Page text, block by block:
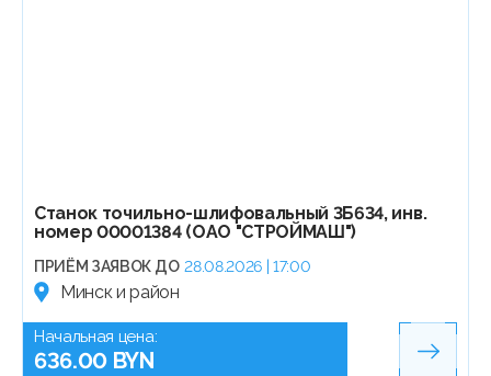
Станок точильно-шлифовальный 3Б634, инв.
номер 00001384 (ОАО "СТРОЙМАШ")
ПРИЁМ ЗАЯВОК ДО 28.08.2026 | 17:00
Минск и район
Начальная цена:
636.00 BYN